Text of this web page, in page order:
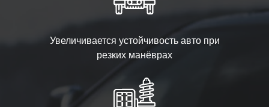
Увеличивается устойчивость авто при
резких манёврах